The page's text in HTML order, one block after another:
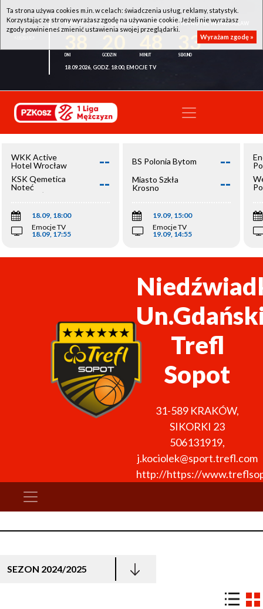
WKK ACTIVE HOTEL WROCŁAW - KSK QEMETICA NOTEĆ INOWROCŁAW
33
18.09.2026, GODZ. 18:00, EMOCJE TV
WKK Active
Hotel Wrocław
--
KSK Qemetica
Noteć
Inowrocław
--
18.09, 18:00
Emocje TV
18.09, 17:55
BS Polonia Bytom --
Miasto Szkła
Krosno
--
19.09, 15:00
Emocje TV
19.09, 14:55
Trefl
Sopot
31-589 KRAKÓW,
SIKORKI 23
506131919,
j.kociolek@sport.trefl.com
http://https://
SEZON 2024/2025
Ta strona używa cookies m.in. w celach: świadczenia usług, reklamy, statystyk.
Korzystając ze strony wyrażasz zgodę na używanie cookie. Jeżeli nie wyrażasz
zgody powinieneś zmienić ustawienia swojej przeglądarki.
Wyrażam zgodę »